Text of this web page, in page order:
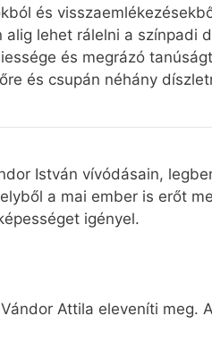
és
lehet rálelni a színpadi
és megrázó
és csupán néhány
István vívódásain,
a mai ember is erőt
igényel.
Attila eleveníti